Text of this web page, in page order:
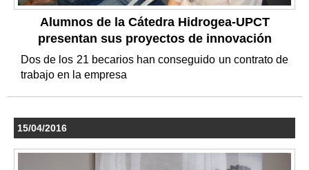
Alumnos de la Cátedra Hidrogea-UPCT
presentan sus proyectos de innovación
Dos de los 21 becarios han conseguido un contrato de
trabajo en la empresa
15/04/2016